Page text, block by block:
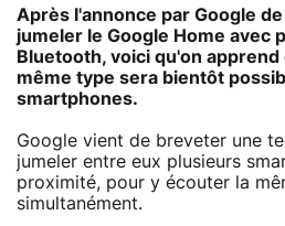
Après l'annonce par Google
jumeler le Google Home avec
Bluetooth, voici qu'on
même type sera bientôt
smartphones.
Google vient de breveter une
jumeler entre eux plusieurs
proximité, pour y écouter la
simultanément.